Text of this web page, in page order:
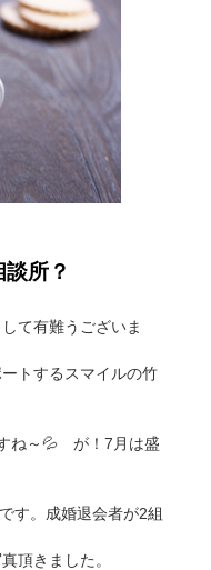
所？
て有難うございま
トするスマイルの竹
ね～💦 が！7月は盛
す。成婚退会者が2組
頂きました。